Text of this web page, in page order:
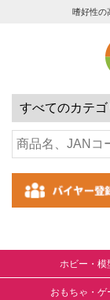
嗜好性の
ホビー・模
おもちゃ・ゲ